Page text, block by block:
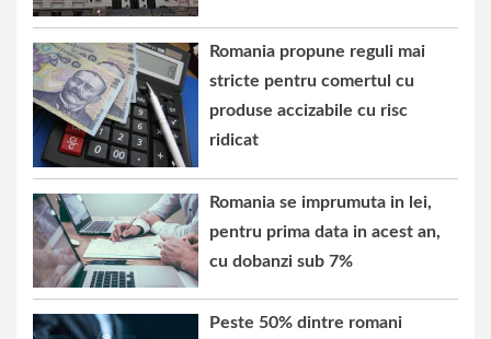
Romania propune reguli mai
stricte pentru comertul cu
produse accizabile cu risc
ridicat
Romania se imprumuta in lei,
pentru prima data in acest an,
cu dobanzi sub 7%
Peste 50% dintre romani